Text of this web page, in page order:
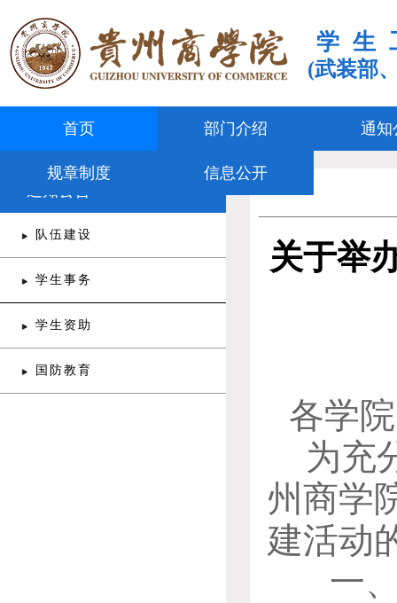
学生
(武装部
首页 部门介绍 通知
规章制度
信息公开
通知公告
队伍建设
学生事务
学生资助
国防教育
关于举
各学
为充
州商学
建活动
一